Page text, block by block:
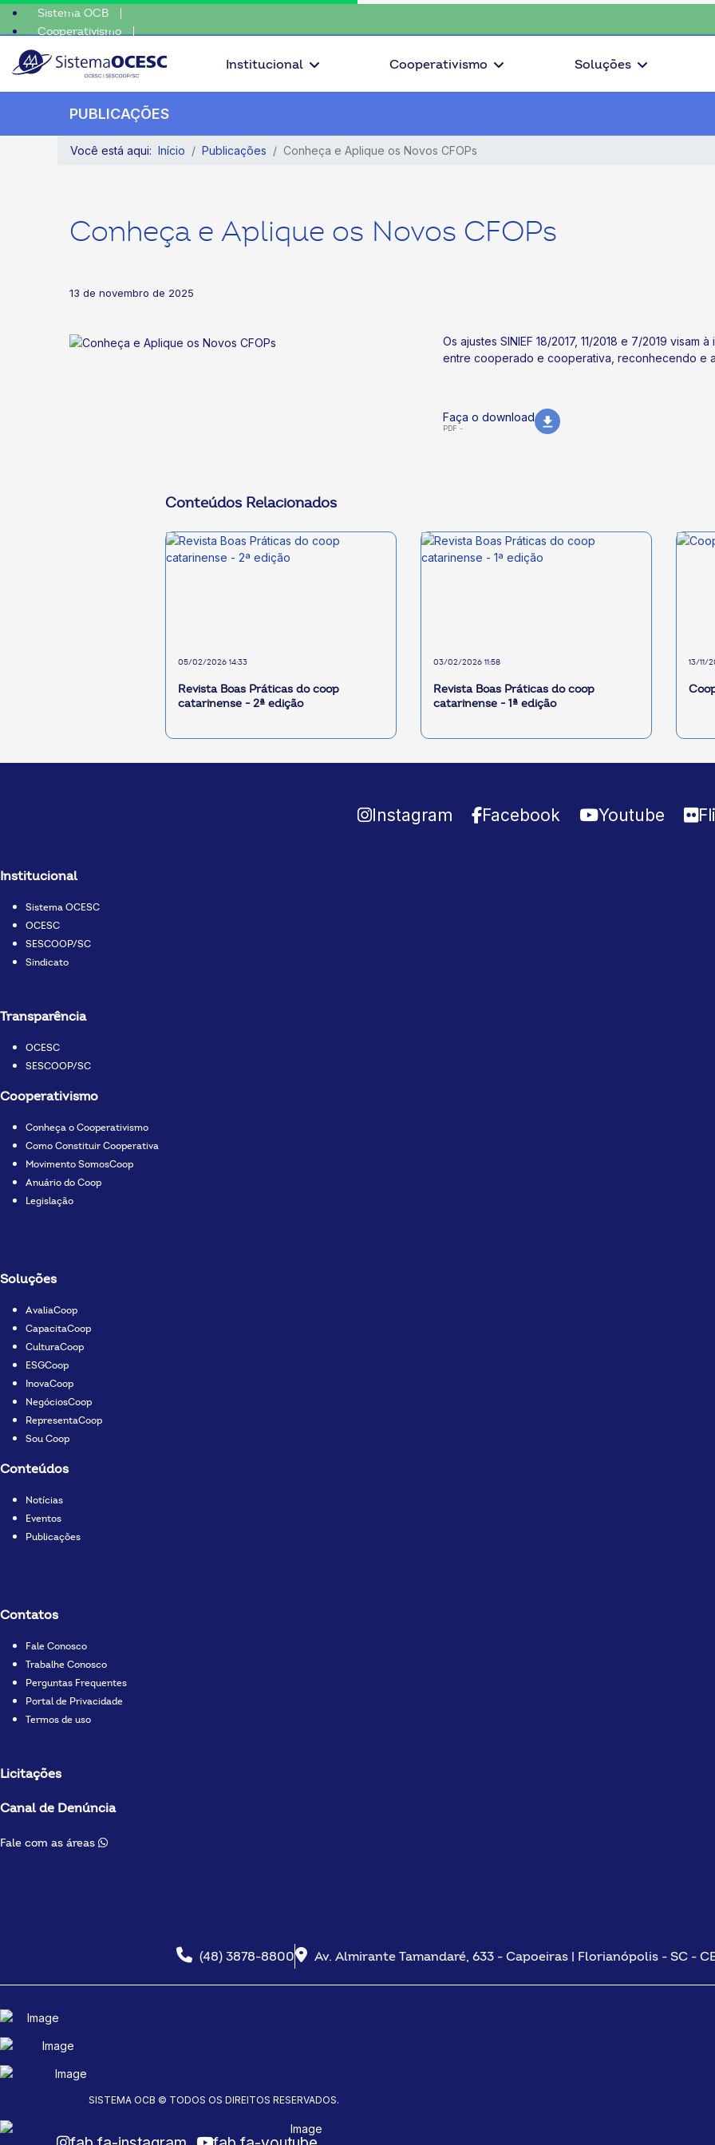
Sistema OCB
Cooperativismo
SomosCoop
Institucional Cooperativismo Soluções
PUBLICAÇÕES
Você está aqui: Início Publicações Conheça e Aplique os Novos CFOPs
Conheça e Aplique os Novos CFOPs
13 de novembro de 2025
Os ajustes SINIEF 18/2017, 11/2018 e 7/2019
entre cooperado e cooperativa, reconhecendo e
Faça o download
PDF -
Conteúdos Relacionados
05/02/2026 14:33
Revista Boas Práticas do coop
catarinense - 2ª edição
03/02/2026 11:58
Revista Boas Práticas do coop
catarinense - 1ª edição
13/11/
Instagram Facebook Youtube
Institucional
Sistema OCESC
OCESC
SESCOOP/SC
Sindicato
Transparência
OCESC
SESCOOP/SC
Cooperativismo
Conheça o Cooperativismo
Como Constituir Cooperativa
Movimento SomosCoop
Anuário do Coop
Legislação
Soluções
AvaliaCoop
CapacitaCoop
CulturaCoop
ESGCoop
InovaCoop
NegóciosCoop
RepresentaCoop
Sou Coop
Conteúdos
Notícias
Eventos
Publicações
Contatos
Fale Conosco
Trabalhe Conosco
Perguntas Frequentes
Portal de Privacidade
Termos de uso
Licitações
Canal de Denúncia
Fale com as áreas
(48) 3878-8800 Av. Almirante Tamandaré, 633 - Capoeiras | Florianópolis - SC -
SISTEMA OCB © TODOS OS DIREITOS RESERVADOS.